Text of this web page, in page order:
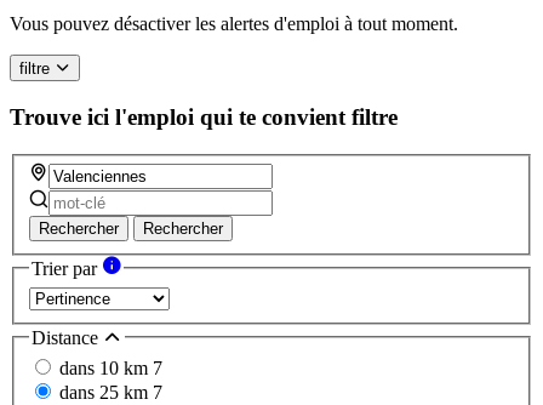
Vous pouvez désactiver les alertes d'emploi à tout moment.
filtre
Trouve ici l'emploi qui te convient filtre
Rechercher Rechercher
Trier par
Distance
dans 10 km 7
dans 25 km 7